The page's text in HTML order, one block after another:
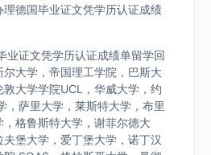
德国毕业证文凭学历认证成绩
业证文凭学历认证成绩单留学回
大学，帝国理工学院，巴斯大
大学学院UCL，华威大学，约
，萨里大学，莱斯特大学，布里
格鲁斯特大学，谢菲尔德大
堡大学，爱丁堡大学，诺丁汉